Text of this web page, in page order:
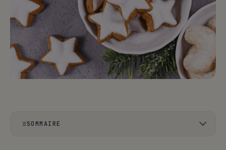
SOMMAIRE